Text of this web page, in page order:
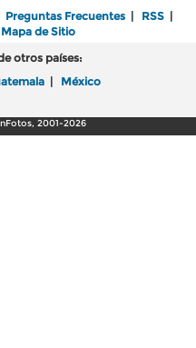
Preguntas Frecuentes | RSS |
Mapa de Sitio
otros países:
| México
2001-2026